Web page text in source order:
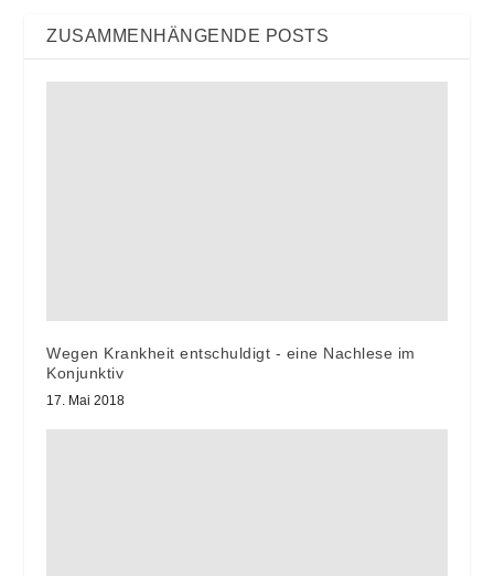
ZUSAMMENHÄNGENDE POSTS
Wegen Krankheit entschuldigt - eine Nachlese im
Konjunktiv
17. Mai 2018